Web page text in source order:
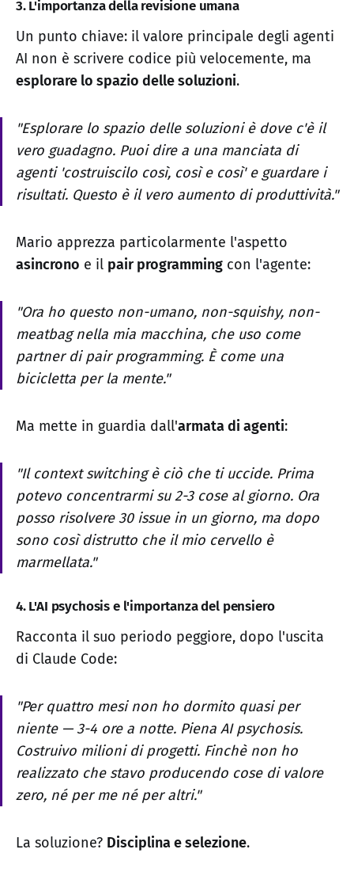
3. L'importanza della revisione umana
Un punto chiave: il valore principale degli agenti
AI non è scrivere codice più velocemente, ma
esplorare lo spazio delle soluzioni.
"Esplorare lo spazio delle soluzioni è dove c'è il
vero guadagno. Puoi dire a una manciata di
agenti 'costruiscilo così, così e così' e guardare i
risultati. Questo è il vero aumento di produttività."
Mario apprezza particolarmente l'aspetto
asincrono e il pair programming con l'agente:
"Ora ho questo non-umano, non-squishy, non-
meatbag nella mia macchina, che uso come
partner di pair programming. È come una
bicicletta per la mente."
Ma mette in guardia dall'armata di agenti:
"Il context switching è ciò che ti uccide. Prima
potevo concentrarmi su 2-3 cose al giorno. Ora
posso risolvere 30 issue in un giorno, ma dopo
sono così distrutto che il mio cervello è
marmellata."
4. L'AI psychosis e l'importanza del pensiero
Racconta il suo periodo peggiore, dopo l'uscita
di Claude Code:
"Per quattro mesi non ho dormito quasi per
niente — 3-4 ore a notte. Piena AI psychosis.
Costruivo milioni di progetti. Finchè non ho
realizzato che stavo producendo cose di valore
zero, né per me né per altri."
La soluzione? Disciplina e selezione.